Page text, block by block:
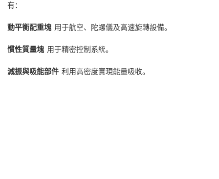
有：
動平衡配重塊 用于航空、陀螺儀及高速旋轉設備。
慣性質量塊 用于精密控制系統。
減振與吸能部件 利用高密度實現能量吸收。